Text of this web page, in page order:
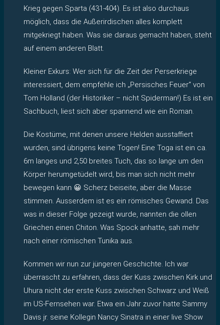
Krieg gegen Sparta (431-404). Es ist also durchaus
möglich, dass die Außerirdischen alles komplett
mitgekriegt haben. Was sie daraus gemacht haben, steht
auf einem anderen Blatt.
Kleiner Exkurs: Wer sich für die Zeit der Perserkriege
interessiert, dem empfehle ich „Persisches Feuer“ von
Tom Holland (der Historiker – nicht Spiderman!) Es ist ein
Sachbuch, liest sich aber spannend wie ein Roman.
Die Kostüme, mit denen unsere Helden ausstaffiert
wurden, sind übrigens keine Togen! Eine Toga ist ein ca.
6m langes und 2,50 breites Tuch, das so lange um den
Körper herumgetüdelt wird, bis man sich nicht mehr
bewegen kann 😀 Scherz beiseite, aber die Masse
stimmen. Ausserdem ist es ein römisches Gewand. Das
was in dieser Folge gezeigt wurde, nannten die ollen
Griechen einen Chiton. Was Spock anhatte, sah mehr
nach einer römischen Tunika aus.
Kommen wir nun zur jüngeren Geschichte. Ich war
überrascht zu erfahren, dass der Kuss zwischen Kirk und
Uhura nicht der erste Kuss zwischen Schwarz und Weiß
im US-Fernsehen war. Etwa ein Jahr zuvor hatte Sammy
Davis jr. seine Kollegin Nancy Sinatra in einer live Show